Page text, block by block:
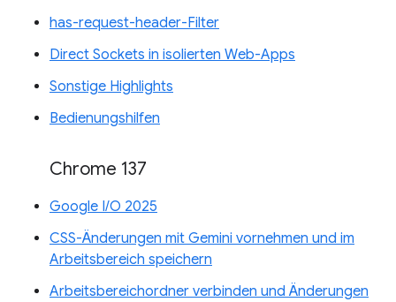
has-request-header-Filter
Direct Sockets in isolierten Web-Apps
Sonstige Highlights
Bedienungshilfen
Chrome 137
Google I/O 2025
CSS-Änderungen mit Gemini vornehmen und im
Arbeitsbereich speichern
Arbeitsbereichordner verbinden und Änderungen